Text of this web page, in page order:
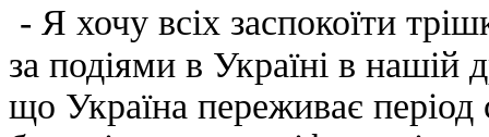
- Я хочу всіх заспокоїти
за подіями в Україні в нашій
що Україна переживає період